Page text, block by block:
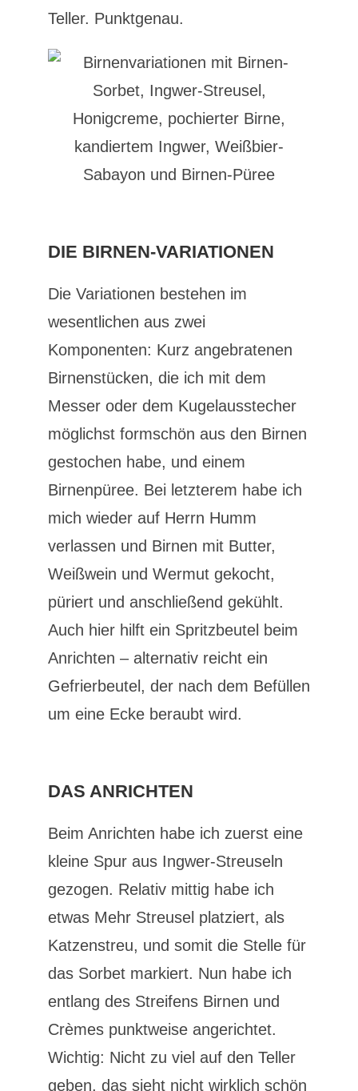
Teller. Punktgenau.
DIE BIRNEN-VARIATIONEN
Die Variationen bestehen im
wesentlichen aus zwei
Komponenten: Kurz angebratenen
Birnenstücken, die ich mit dem
Messer oder dem Kugelausstecher
möglichst formschön aus den Birnen
gestochen habe, und einem
Birnenpüree. Bei letzterem habe ich
mich wieder auf Herrn Humm
verlassen und Birnen mit Butter,
Weißwein und Wermut gekocht,
püriert und anschließend gekühlt.
Auch hier hilft ein Spritzbeutel beim
Anrichten – alternativ reicht ein
Gefrierbeutel, der nach dem Befüllen
um eine Ecke beraubt wird.
DAS ANRICHTEN
Beim Anrichten habe ich zuerst eine
kleine Spur aus Ingwer-Streuseln
gezogen. Relativ mittig habe ich
etwas Mehr Streusel platziert, als
Katzenstreu, und somit die Stelle für
das Sorbet markiert. Nun habe ich
entlang des Streifens Birnen und
Crèmes punktweise angerichtet.
Wichtig: Nicht zu viel auf den Teller
geben, das sieht nicht wirklich schön